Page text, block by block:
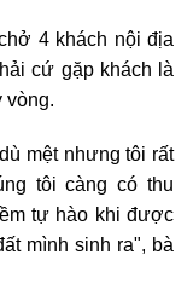
4 khách nội địa
cứ gặp khách là
vòng.
mệt nhưng tôi rất
tôi càng có thu
tự hào khi được
mình sinh ra", bà